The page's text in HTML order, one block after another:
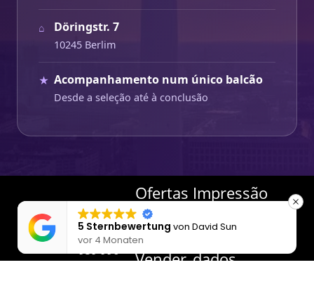
⌂ Döringstr. 7
10245 Berlim
★ Acompanhamento num único balcão
Desde a seleção até à conclusão
030 -
959 996
Ofertas
de
imóveis
Vender
Impressão
Proteção
dados
5 Sternbewertung von David Sun
vor 4 Monaten